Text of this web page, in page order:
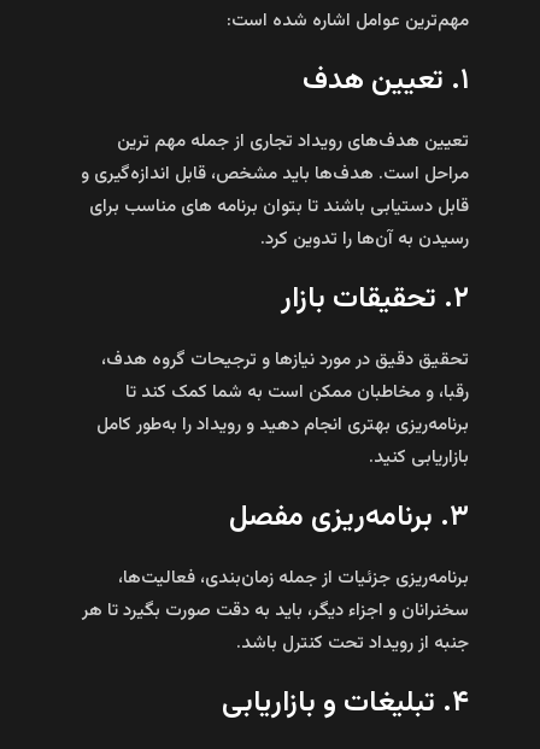
مهم‌ترین عوامل اشاره شده است:
۱. تعیین هدف
تعیین هدف‌های رویداد تجاری از جمله مهم‌ ترین
مراحل است. هدف‌ها باید مشخص، قابل اندازه‌گیری و
قابل دستیابی باشند تا بتوان برنامه‌ های مناسب برای
رسیدن به آن‌ها را تدوین کرد.
۲. تحقیقات بازار
تحقیق دقیق در مورد نیازها و ترجیحات گروه هدف،
رقبا، و مخاطبان ممکن است به شما کمک کند تا
برنامه‌ریزی بهتری انجام دهید و رویداد را به‌طور کامل
بازاریابی کنید.
۳. برنامه‌ریزی مفصل
برنامه‌ریزی جزئیات از جمله زمان‌بندی، فعالیت‌ها،
سخنرانان و اجزاء دیگر، باید به دقت صورت بگیرد تا هر
جنبه از رویداد تحت کنترل باشد.
۴. تبلیغات و بازاریابی